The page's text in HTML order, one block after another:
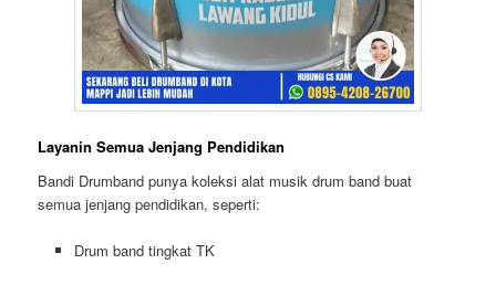
Layanin Semua Jenjang Pendidikan
Bandi Drumband punya koleksi alat musik drum band buat
semua jenjang pendidikan, seperti:
Drum band tingkat TK